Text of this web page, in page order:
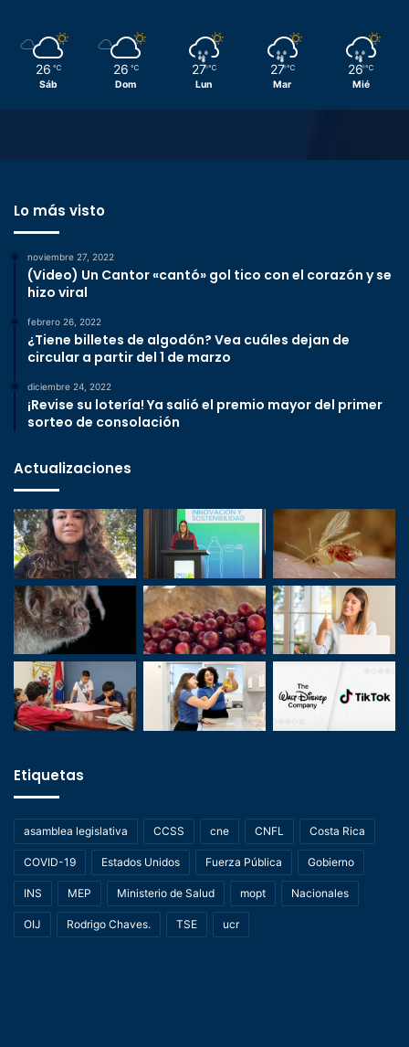
26 ℃
Sáb
26 ℃
Dom
27 ℃
Lun
27 ℃
Mar
26 ℃
Mié
Lo más visto
noviembre 27, 2022
(Video) Un Cantor «cantó» gol tico con el corazón y se
hizo viral
febrero 26, 2022
¿Tiene billetes de algodón? Vea cuáles dejan de
circular a partir del 1 de marzo
diciembre 24, 2022
¡Revise su lotería! Ya salió el premio mayor del primer
sorteo de consolación
Actualizaciones
Etiquetas
asamblea legislativa CCSS cne CNFL Costa Rica
COVID-19 Estados Unidos Fuerza Pública Gobierno
INS MEP Ministerio de Salud mopt Nacionales
OIJ Rodrigo Chaves. TSE ucr